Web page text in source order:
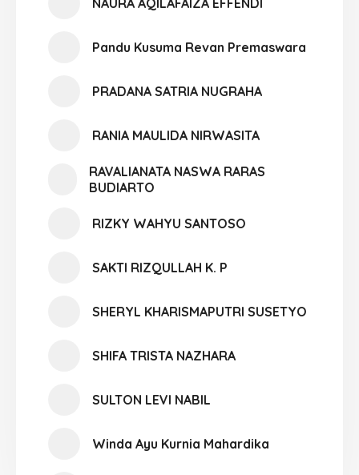
NAURA AQILAFAIZA EFFENDI
Pandu Kusuma Revan Premaswara
PRADANA SATRIA NUGRAHA
RANIA MAULIDA NIRWASITA
RAVALIANATA NASWA RARAS
BUDIARTO
RIZKY WAHYU SANTOSO
SAKTI RIZQULLAH K. P
SHERYL KHARISMAPUTRI SUSETYO
SHIFA TRISTA NAZHARA
SULTON LEVI NABIL
Winda Ayu Kurnia Mahardika